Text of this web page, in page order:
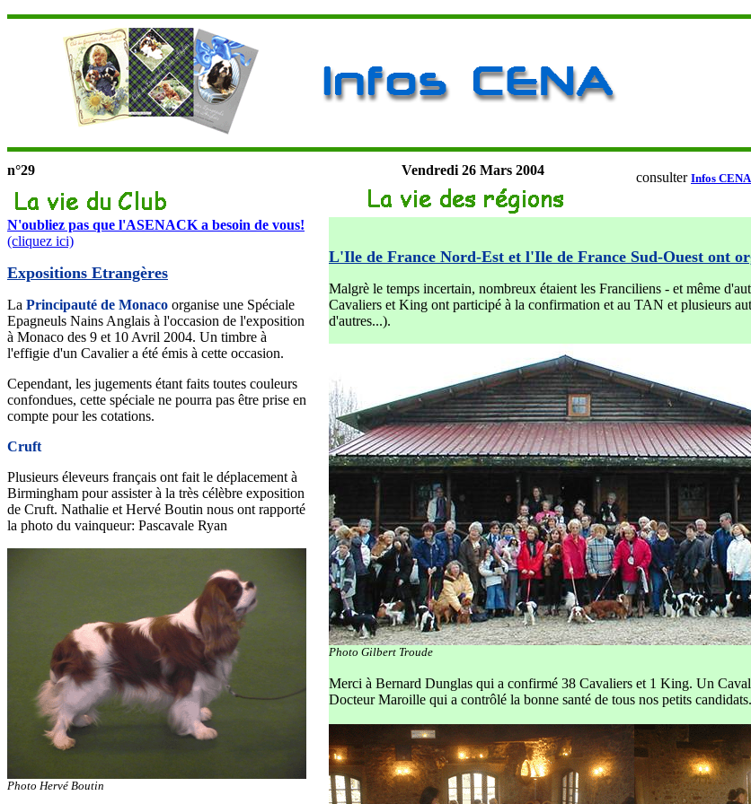
n°29 Vendredi 26 Mars 2004 consulter Infos
N'oubliez pas que l'ASENACK a besoin de vous!
(cliquez ici)
Expositions Etrangères
La Principauté de Monaco organise une Spéciale
Epagneuls Nains Anglais à l'occasion de l'exposition
à Monaco des 9 et 10 Avril 2004. Un timbre à
l'effigie d'un Cavalier a été émis à cette occasion.
Cependant, les jugements étant faits toutes couleurs
confondues, cette spéciale ne pourra pas être prise en
compte pour les cotations.
Cruft
Plusieurs éleveurs français ont fait le déplacement à
Birmingham pour assister à la très célèbre exposition
de Cruft. Nathalie et Hervé Boutin nous ont rapporté
la photo du vainqueur: Pascavale Ryan
Photo Hervé Boutin
L'Ile de France Nord-Est et l'Ile de France Sud-Ouest ont
Malgrè le temps incertain, nombreux étaient les Franciliens - et même
Cavaliers et King ont participé à la confirmation et au TAN et plusieurs
d'autres...).
Photo Gilbert Troude
Merci à Bernard Dunglas qui a confirmé 38 Cavaliers et 1 King. Un
Docteur Maroille qui a contrôlé la bonne santé de tous nos petits candidats.